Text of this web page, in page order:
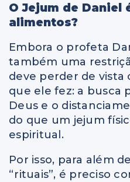
O Jejum de Daniel
alimentos?
Embora o profeta
também uma
deve perder de vista
que ele fez: a busca
Deus e o
do que um jejum
espiritual.
Por isso, para além
“rituais”, é preciso